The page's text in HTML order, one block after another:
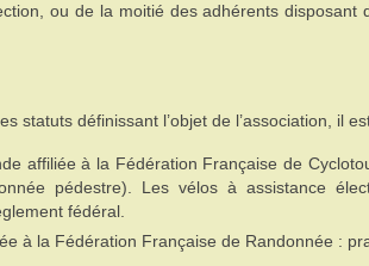
ou de la moitié des adhérents
statuts définissant l’objet de l’association, il
affiliée à la Fédération Française de
pédestre). Les vélos à assistance
fédéral.
à la Fédération Française de Randonnée :